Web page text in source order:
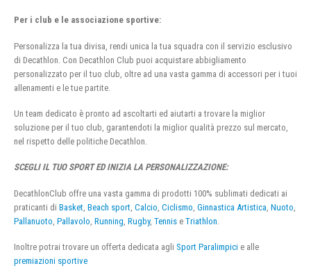
Per i club e le associazione sportive:
Personalizza la tua divisa, rendi unica la tua squadra con il servizio esclusivo
di Decathlon. Con Decathlon Club puoi acquistare abbigliamento
personalizzato per il tuo club, oltre ad una vasta gamma di accessori per i tuoi
allenamenti e le tue partite.
Un team dedicato è pronto ad ascoltarti ed aiutarti a trovare la miglior
soluzione per il tuo club, garantendoti la miglior qualità prezzo sul mercato,
nel rispetto delle politiche Decathlon.
SCEGLI IL TUO SPORT ED INIZIA LA PERSONALIZZAZIONE:
DecathlonClub offre una vasta gamma di prodotti 100% sublimati dedicati ai
praticanti di Basket Beach sport Calcio Ciclismo Ginnastica Artistica Nuoto
Pallanuoto Pallavolo Running Rugby, Tennis e Triathlon
Inoltre potrai trovare un offerta dedicata agli Sport Paralimpici e alle
premiazioni sportive